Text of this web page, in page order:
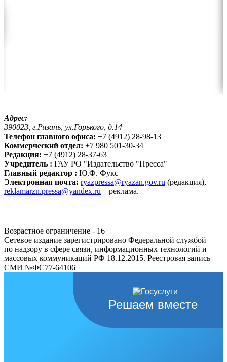
Адрес:
390023, г.Рязань, ул.Горького, д.14
Телефон главного офиса: +7 (4912) 28-98-13
Коммерческий отдел: +7 980 501-30-34
Редакция: +7 (4912) 28-37-63
Учредитель : ГАУ РО "Издательство "Пресса"
Главный редактор : Ю.Ф. Фукс
Электронная почта: ryazpressa@ryazan.gov.ru (редакция),
reklamarzn.pressa@yandex.ru – реклама.
Возрастное ограничение - 16+
Сетевое издание зарегистрировано Федеральной службой
по надзору в сфере связи, информационных технологий и
массовых коммуникаций РФ 18.12.2015. Реестровая запись
СМИ №ФС77-64106
Решаем вместе